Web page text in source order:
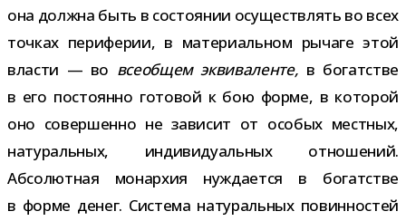
она должна быть в состо­я­нии осу­ществ­лять во всех
точ­ках пери­фе­рии, в мате­ри­аль­ном рычаге этой
вла­сти — во все­об­щем экви­ва­ленте, в богат­стве
в его посто­янно гото­вой к бою форме, в кото­рой
оно совер­шенно не зави­сит от осо­бых мест­ных,
нату­раль­ных, инди­ви­ду­аль­ных отно­ше­ний.
Абсолютная монар­хия нуж­да­ется в богат­стве
в форме денег. Система нату­раль­ных повин­но­стей